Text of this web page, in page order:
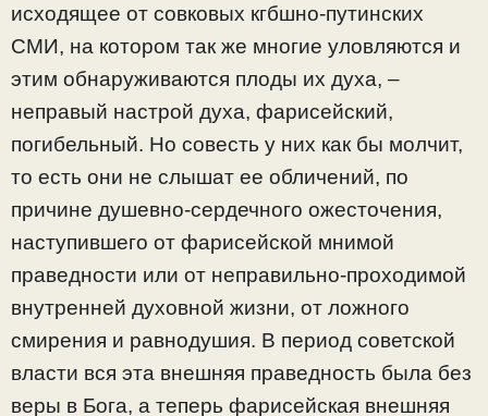
исходящее от совковых кгбшно-путинских
СМИ, на котором так же многие уловляются и
этим обнаруживаются плоды их духа, –
неправый настрой духа, фарисейский,
погибельный. Но совесть у них как бы молчит,
то есть они не слышат ее обличений, по
причине душевно-сердечного ожесточения,
наступившего от фарисейской мнимой
праведности или от неправильно-проходимой
внутренней духовной жизни, от ложного
смирения и равнодушия. В период советской
власти вся эта внешняя праведность была без
веры в Бога, а теперь фарисейская внешняя